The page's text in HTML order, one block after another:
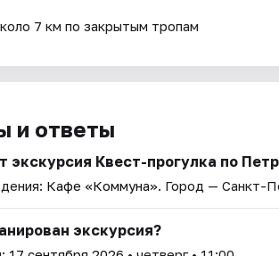
7 км по закрытым тропам
и ответы
экскурсия Квест-прогулка по
Кафе «Коммуна». Город — Санкт-
экскурсия?